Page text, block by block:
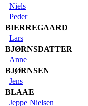
Niels
Peder
BIERREGAARD
Lars
BJØRNSDATTER
Anne
BJØRNSEN
Jens
BLAAE
Jeppe Nielsen